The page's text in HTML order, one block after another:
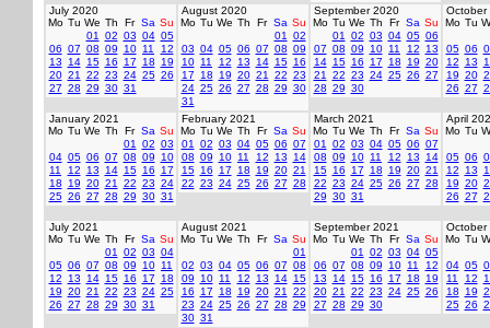
July 2020
Mo Tu We Th Fr Sa Su
01
02 03 04 05
06 07 08 09 10 11
12
13
14 15 16 17 18
19
20 21 22 23 24 25 26
27 28 29 30 31
August 2020
Mo Tu We Th Fr Sa Su
01
02
03 04 05 06 07 08 09
10 11 12 13 14 15 16
17
18 19 20 21 22 23
24 25 26 27 28 29 30
31
September 2020
Mo Tu We Th Fr Sa Su
01
02 03 04 05 06
07 08 09 10 11 12
13
14 15 16 17 18 19 20
21
22 23 24 25 26 27
28 29 30
October
Mo Tu
05 06
12
13
19 20
26 27
January 2021
Mo Tu We Th Fr Sa Su
01
02 03
04 05 06 07 08 09
10
11
12 13 14 15 16
17
18
19 20 21 22 23 24
25 26 27 28 29 30 31
February 2021
Mo Tu We Th Fr Sa Su
01
02 03 04 05 06 07
08 09 10 11 12 13
14
15 16 17 18 19 20 21
22 23 24 25 26 27 28
March 2021
Mo Tu We Th Fr Sa Su
01
02 03 04 05 06 07
08 09 10 11 12 13
14
15 16 17 18 19 20 21
22 23 24 25 26 27 28
29 30 31
April
Mo Tu
05 06
12
13
19 20
26 27
July 2021
Mo Tu We Th Fr Sa Su
01
02 03 04
05 06 07 08 09 10 11
12
13 14 15 16 17
18
19 20 21 22 23 24 25
26 27 28 29 30 31
August 2021
Mo Tu We Th Fr Sa Su
01
02 03 04 05 06 07 08
09
10 11 12 13 14 15
16
17 18 19 20 21
22
23 24 25 26 27 28 29
30 31
September 2021
Mo Tu We Th Fr Sa Su
01
02 03 04 05
06 07 08 09 10 11
12
13
14 15 16 17 18
19
20 21 22 23 24 25 26
27 28 29 30
October
Mo Tu
04 05
11
12
18
19
25 26